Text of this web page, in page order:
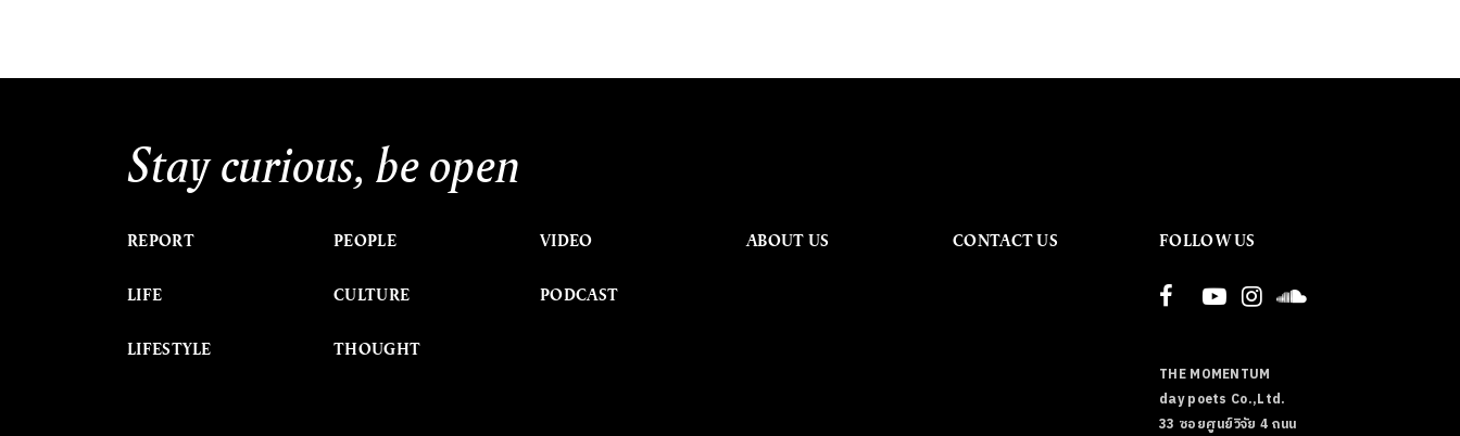
Stay curious, be open
REPORT
LIFE
LIFESTYLE
PEOPLE
CULTURE
THOUGHT
VIDEO
PODCAST
ABOUT US CONTACT US FOLLOW US
THE MOMENTUM
day poets Co.,Ltd.
33 ซอยศูนย์วิจัย 4 ถนน